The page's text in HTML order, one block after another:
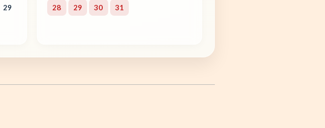
29 28 29 30 31